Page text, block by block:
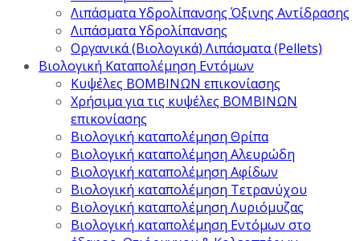
Λιπάσματα Υδρολίπανσης Όξινης Αντίδρασης
Λιπάσματα Υδρολίπανσης
Οργανικά (Βιολογικά) Λιπάσματα (Pellets)
Βιολογική Καταπολέμηση Εντόμων
Κυψέλες ΒΟΜΒΙΝΩΝ επικονίασης
Χρήσιμα για τις κυψέλες ΒΟΜΒΙΝΩΝ
επικονίασης
Βιολογική καταπολέμηση Θρίπα
Βιολογική καταπολέμηση Αλευρώδη
Βιολογική καταπολέμηση Αφίδων
Βιολογική καταπολέμηση Τετρανύχου
Βιολογική καταπολέμηση Λυριόμυζας
Βιολογική καταπολέμηση Εντόμων στο